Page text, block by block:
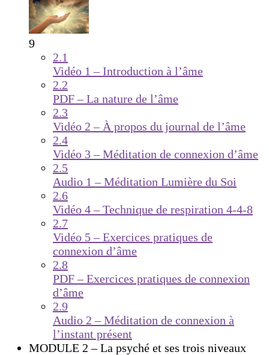
9
2.1
Vidéo 1 – Introduction à l’âme
2.2
PDF – La nature de l’âme
2.3
Vidéo 2 – À propos du journal de l’âme
2.4
Vidéo 3 – Méditation de connexion d’âme
2.5
Audio 1 – Méditation Lumière du Soi
2.6
Vidéo 4 – Technique de respiration 4-4-8
2.7
Vidéo 5 – Exercices pratiques de
connexion d’âme
2.8
PDF – Exercices pratiques de connexion
d’âme
2.9
Audio 2 – Méditation de connexion à
l’instant présent
MODULE 2 – La psyché et ses trois niveaux